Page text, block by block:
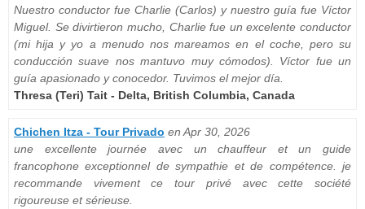
Nuestro conductor fue Charlie (Carlos) y nuestro guía fue Víctor
Miguel. Se divirtieron mucho, Charlie fue un excelente conductor
(mi hija y yo a menudo nos mareamos en el coche, pero su
conducción suave nos mantuvo muy cómodos). Víctor fue un
guía apasionado y conocedor. Tuvimos el mejor día.
Thresa (Teri) Tait - Delta, British Columbia, Canada
Chichen Itza - Tour Privado en Apr 30, 2026
une excellente journée avec un chauffeur et un guide
francophone exceptionnel de sympathie et de compétence. je
recommande vivement ce tour privé avec cette société
rigoureuse et sérieuse.